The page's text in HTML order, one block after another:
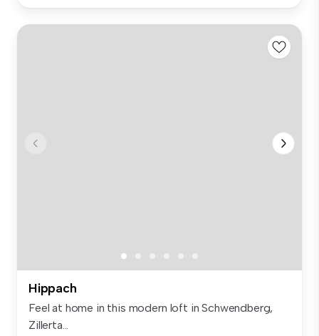
Hippach
Feel at home in this modern loft in Schwendberg,
Zillerta...